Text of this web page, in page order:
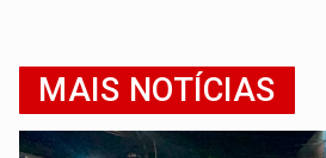
MAIS NOTÍCIAS